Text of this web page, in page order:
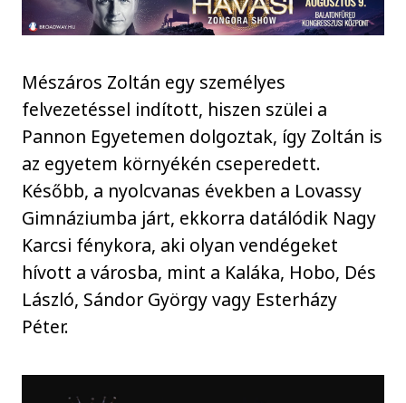
Mészáros Zoltán egy személyes
felvezetéssel indított, hiszen szülei a
Pannon Egyetemen dolgoztak, így Zoltán is
az egyetem környékén cseperedett.
Később, a nyolcvanas években a Lovassy
Gimnáziumba járt, ekkorra datálódik Nagy
Karcsi fénykora, aki olyan vendégeket
hívott a városba, mint a Kaláka, Hobo, Dés
László, Sándor György vagy Esterházy
Péter.